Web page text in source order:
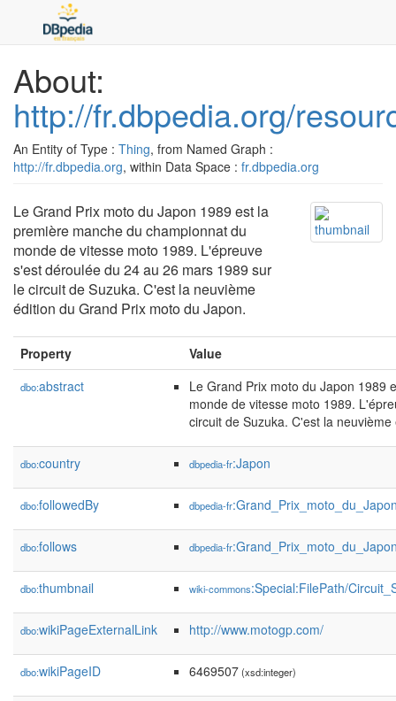
About:
http://fr.dbpedia.org/
An Entity of Type : Thing, from Named Graph :
http://fr.dbpedia.org, within Data Space : fr.dbpedia.org
Le Grand Prix moto du Japon 1989 est la
première manche du championnat du
monde de vitesse moto 1989. L'épreuve
s'est déroulée du 24 au 26 mars 1989 sur
le circuit de Suzuka. C'est la neuvième
édition du Grand Prix moto du Japon.
Property Value
dbo:abstract
Le Grand Prix moto du Japon 1989
monde de vitesse moto 1989.
circuit de Suzuka. C'est la
dbo:country dbpedia-fr:Japon
dbo:followedBy dbpedia-fr
dbo:follows dbpedia-fr
dbo:thumbnail wiki-commons:Special:FilePath/
dbo:wikiPageExternalLink http://www.motogp.com/
dbo:wikiPageID 6469507(xsd:integer)